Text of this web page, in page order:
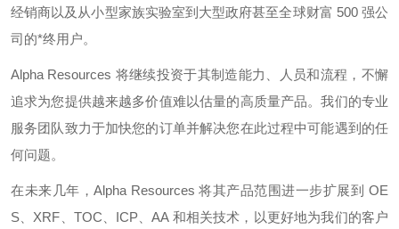
经销商以及从小型家族实验室到大型政府甚至全球财富 500 强公
司的*终用户。
Alpha Resources 将继续投资于其制造能力、人员和流程，不懈
追求为您提供越来越多价值难以估量的高质量产品。我们的专业
服务团队致力于加快您的订单并解决您在此过程中可能遇到的任
何问题。
在未来几年，Alpha Resources将其产品范围进一步扩展到OE
S
XRF TOC ICP 、AA 和相关技术，以更好地为我们的客户